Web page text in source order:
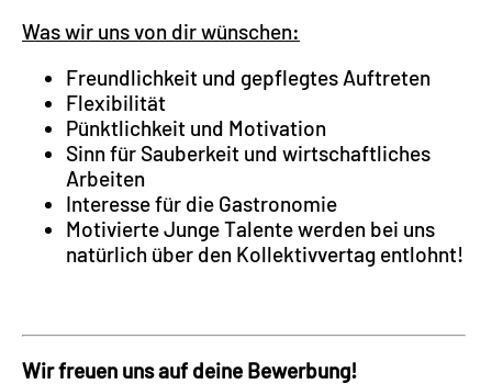
Was wir uns von dir wünschen:
Freundlichkeit und gepflegtes Auftreten
Flexibilität
Pünktlichkeit und Motivation
Sinn für Sauberkeit und wirtschaftliches
Arbeiten
Interesse für die Gastronomie
Motivierte Junge Talente werden bei uns
natürlich über den Kollektivvertag entlohnt!
Wir freuen uns auf deine Bewerbung!